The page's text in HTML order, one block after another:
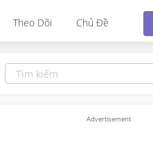
Theo Dõi Chủ Đề